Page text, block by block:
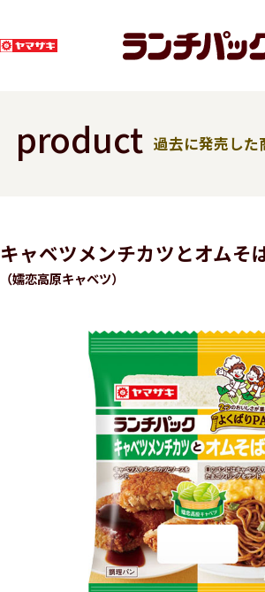
product 過去に発売した
キャベツメンチカツとオムそ
（嬬恋高原キャベツ）